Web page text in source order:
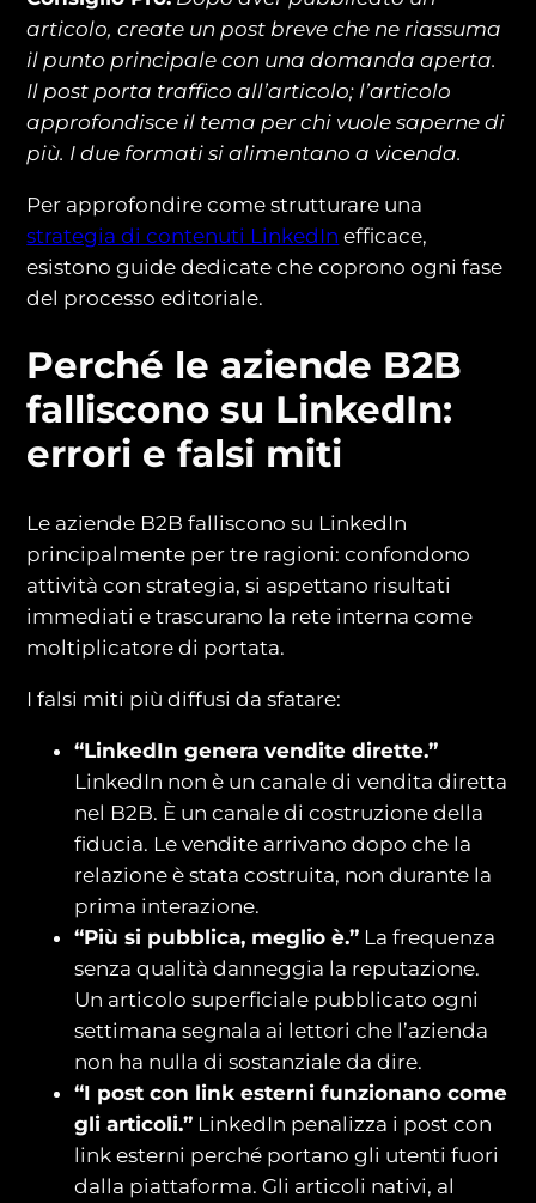
articolo, create un post breve che ne riassuma
il punto principale con una domanda aperta.
Il post porta traffico all’articolo; l’articolo
approfondisce il tema per chi vuole saperne di
più. I due formati si alimentano a vicenda.
Per approfondire come strutturare una
strategia di contenuti LinkedIn efficace,
esistono guide dedicate che coprono ogni fase
del processo editoriale.
Perché le aziende B2B
falliscono su LinkedIn:
errori e falsi miti
Le aziende B2B falliscono su LinkedIn
principalmente per tre ragioni: confondono
attività con strategia, si aspettano risultati
immediati e trascurano la rete interna come
moltiplicatore di portata.
I falsi miti più diffusi da sfatare:
“LinkedIn genera vendite dirette.”
LinkedIn non è un canale di vendita diretta
nel B2B. È un canale di costruzione della
fiducia. Le vendite arrivano dopo che la
relazione è stata costruita, non durante la
prima interazione.
“Più si pubblica, meglio è.” La frequenza
senza qualità danneggia la reputazione.
Un articolo superficiale pubblicato ogni
settimana segnala ai lettori che l’azienda
non ha nulla di sostanziale da dire.
“I post con link esterni funzionano come
gli articoli.” LinkedIn penalizza i post con
link esterni perché portano gli utenti fuori
dalla piattaforma. Gli articoli nativi, al